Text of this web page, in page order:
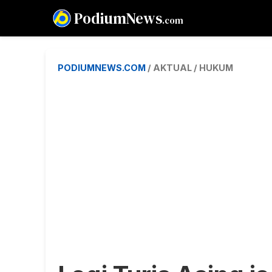
PodiumNews.com
PODIUMNEWS.COM / AKTUAL / HUKUM